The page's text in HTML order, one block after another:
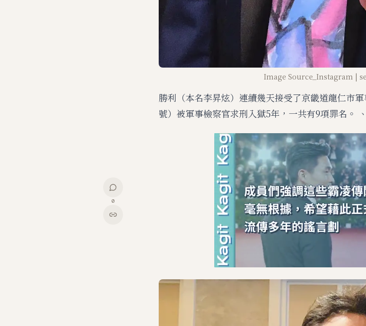
Image Source_Instagram |
勝利（本名李昇炫）連續幾天接受了京畿道龍仁市
號）被軍事檢察官求刑入獄5年，一共有9項罪名。 、
0